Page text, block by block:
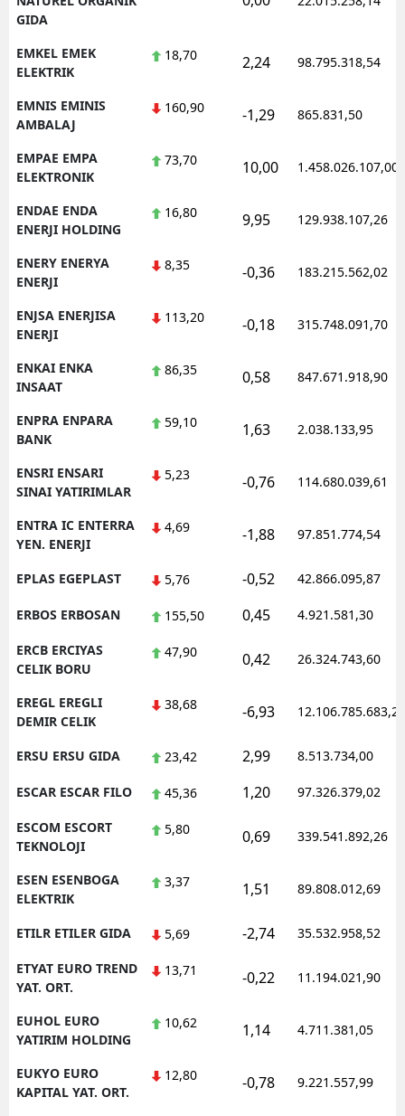
GIDA
EMKEL EMEK
ELEKTRIK
18,70 2,24 98.795.318,54
EMNIS EMINIS
AMBALAJ
160,90 -1,29 865.831,50
EMPAE EMPA
ELEKTRONIK
73,70 10,00 1.458.026.107,00
ENDAE ENDA
ENERJI HOLDING
16,80 9,95 129.938.107,26
ENERY ENERYA
ENERJI
8,35 -0,36 183.215.562,02
ENJSA ENERJISA
ENERJI
113,20 -0,18 315.748.091,70
ENKAI ENKA
INSAAT
86,35 0,58 847.671.918,90
ENPRA ENPARA
BANK
59,10 1,63 2.038.133,95
ENSRI ENSARI
SINAI YATIRIMLAR
5,23 -0,76 114.680.039,61
ENTRA IC ENTERRA
YEN. ENERJI
4,69 -1,88 97.851.774,54
EPLAS EGEPLAST 5,76 -0,52 42.866.095,87
ERBOS ERBOSAN 155,50 0,45 4.921.581,30
ERCB ERCIYAS
CELIK BORU
47,90 0,42 26.324.743,60
EREGL EREGLI
DEMIR CELIK
38,68 -6,93 12.106.785.683,20
ERSU ERSU GIDA 23,42 2,99 8.513.734,00
ESCAR ESCAR FILO 45,36 1,20 97.326.379,02
ESCOM ESCORT
TEKNOLOJI
5,80 0,69 339.541.892,26
ESEN ESENBOGA
ELEKTRIK
3,37 1,51 89.808.012,69
ETILR ETILER GIDA 5,69 -2,74 35.532.958,52
ETYAT EURO TREND
YAT. ORT.
13,71 -0,22 11.194.021,90
EUHOL EURO
YATIRIM HOLDING
10,62 1,14 4.711.381,05
EUKYO EURO
KAPITAL YAT. ORT.
12,80 -0,78 9.221.557,99